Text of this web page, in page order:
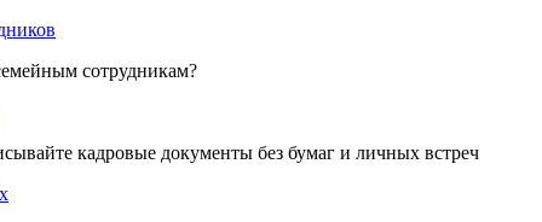
сотрудникам?
кадровые документы без бумаг и личных встреч